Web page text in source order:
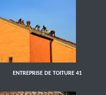
ENTREPRISE DE TOITURE 41